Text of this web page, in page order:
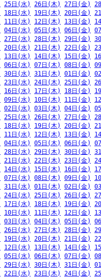
25日(水) 26日(木) 27日(金)
18日(水) 19日(木) 20日(金)
11日(水) 12日(木) 13日(金)
04日(水) 05日(木) 06日(金)
27日(水) 28日(木) 29日(金)
20日(水) 21日(木) 22日(金)
13日(水) 14日(木) 15日(金)
06日(水) 07日(木) 08日(金)
30日(水) 31日(木) 01日(金)
23日(水) 24日(木) 25日(金)
16日(水) 17日(木) 18日(金)
09日(水) 10日(木) 11日(金)
02日(水) 03日(木) 04日(金)
25日(水) 26日(木) 27日(金)
18日(水) 19日(木) 20日(金)
11日(水) 12日(木) 13日(金)
04日(水) 05日(木) 06日(金)
28日(水) 29日(木) 30日(金)
21日(水) 22日(木) 23日(金)
14日(水) 15日(木) 16日(金)
07日(水) 08日(木) 09日(金)
31日(水) 01日(木) 02日(金)
24日(水) 25日(木) 26日(金)
17日(水) 18日(木) 19日(金)
10日(水) 11日(木) 12日(金)
03日(水) 04日(木) 05日(金)
26日(水) 27日(木) 28日(金)
19日(水) 20日(木) 21日(金)
12日(水) 13日(木) 14日(金)
05日(水) 06日(木) 07日(金)
29日(水) 30日(木) 31日(金)
22日(水) 23日(木) 24日(金)